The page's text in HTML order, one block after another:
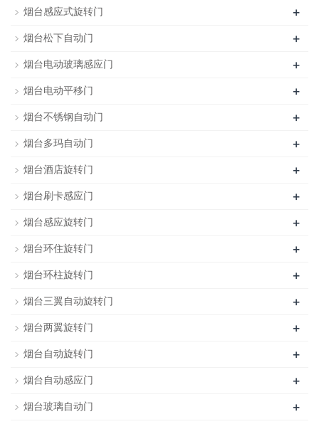
烟台感应式旋转门 +
烟台松下自动门 +
烟台电动玻璃感应门 +
烟台电动平移门 +
烟台不锈钢自动门 +
烟台多玛自动门 +
烟台酒店旋转门 +
烟台刷卡感应门 +
烟台感应旋转门 +
烟台环住旋转门 +
烟台环柱旋转门 +
烟台三翼自动旋转门 +
烟台两翼旋转门 +
烟台自动旋转门 +
烟台自动感应门 +
烟台玻璃自动门 +